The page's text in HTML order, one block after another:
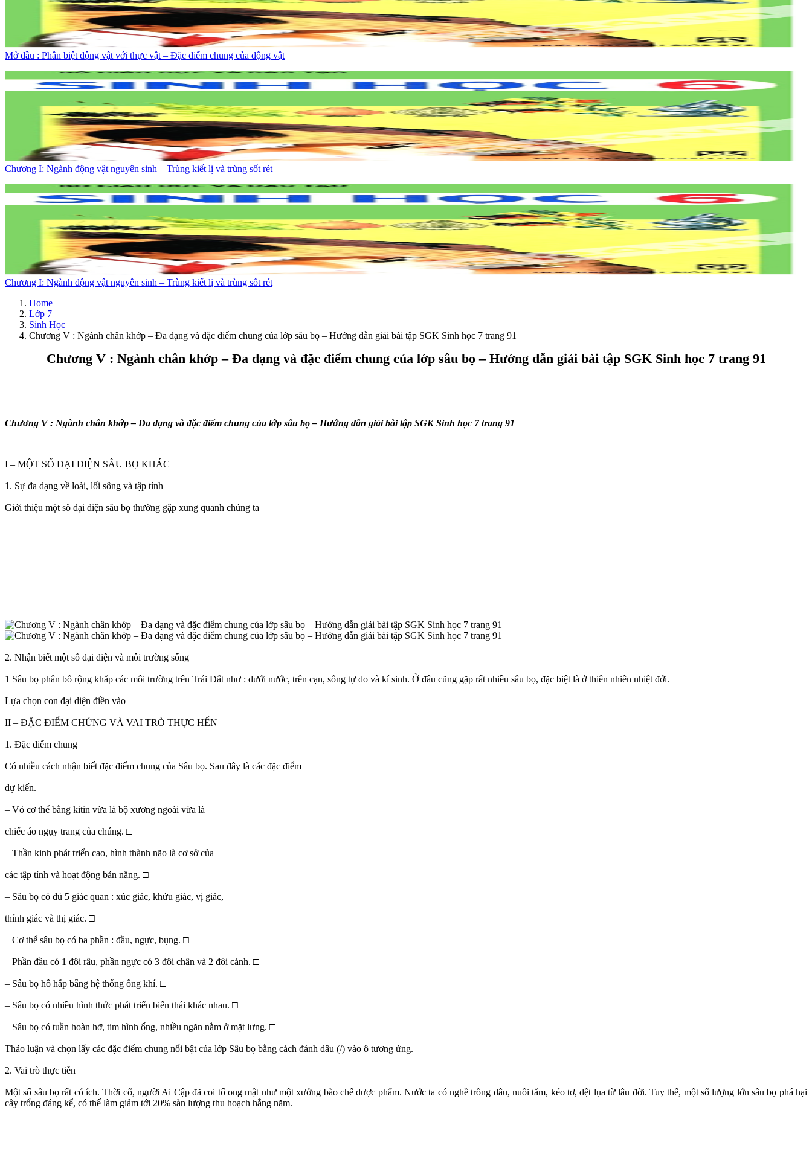
Mở đầu : Phân biệt động vật với thực vật – Đặc điểm chung của động vật
Chương I: Ngành động vật nguyên sinh – Trùng kiết lị và trùng sốt rét
Chương I: Ngành động vật nguyên sinh – Trùng kiết lị và trùng sốt rét
Home
Lớp 7
Sinh Học
Chương V : Ngành chân khớp – Đa dạng và đặc điểm chung của lớp sâu bọ – Hướng dẫn giải bài tập SGK Sinh học 7 trang 91
Chương V : Ngành chân khớp – Đa dạng và đặc điểm chung của lớp sâu bọ – Hướng dẫn giải bài tập SGK Sinh học 7 trang 91
Chương V : Ngành chân khớp – Đa dạng và đặc điểm chung của lớp sâu bọ – Hướng dẫn giải bài tập SGK Sinh học 7 trang 91
I – MỘT SỔ ĐẠI DIỆN SÂU BỌ KHÁC
1. Sự đa dạng về loài, lối sông và tập tính
Giới thiệu một sô đại diện sâu bọ thường gặp xung quanh chúng ta
2. Nhận biết một số đại diện và môi trường sống
1 Sâu bọ phân bố rộng khắp các môi trường trên Trái Đất như : dưới nước, trên cạn, sống tự do và kí sinh. Ở đâu cũng gặp rất nhiều sâu bọ, đặc biệt là ở thiên nhiên nhiệt đới.
Lựa chọn con đại diện điền vào
II – ĐẶC ĐIỂM CHỨNG VÀ VAI TRÒ THỰC HỂN
1. Đặc điểm chung
Có nhiều cách nhận biết đặc điểm chung của Sâu bọ. Sau đây là các đặc điểm
dự kiến.
– Vỏ cơ thể bằng kitin vừa là bộ xương ngoài vừa là
chiếc áo ngụy trang của chúng. □
– Thần kinh phát triển cao, hình thành não là cơ sở của
các tập tính và hoạt động bản năng. □
– Sâu bọ có đủ 5 giác quan : xúc giác, khứu giác, vị giác,
thính giác và thị giác. □
– Cơ thể sâu bọ có ba phần : đầu, ngực, bụng. □
– Phần đầu có 1 đôi râu, phần ngực có 3 đôi chân và 2 đôi cánh. □
– Sâu bọ hô hấp bằng hệ thống ống khí. □
– Sâu bọ có nhiều hình thức phát triển biến thái khác nhau. □
– Sâu bọ có tuần hoàn hỡ, tim hình ống, nhiều ngăn nằm ở mặt lưng. □
Thảo luận và chọn lấy các đặc điểm chung nổi bật của lớp Sâu bọ bằng cách đánh dâu (/) vào ô tương ứng.
2. Vai trò thực tiễn
Một số sâu bọ rất có ích. Thời cổ, người Ai Cập đã coi tổ ong mật như một xưởng bào chế dược phẩm. Nước ta có nghề trồng dâu, nuôi tằm, kéo tơ, dệt lụa từ lâu đời. Tuy thế, một số lượng lớn sâu bọ phá hại
cây trổng đáng kể, có thế làm giảm tới 20% sàn lượng thu hoạch hằng năm.